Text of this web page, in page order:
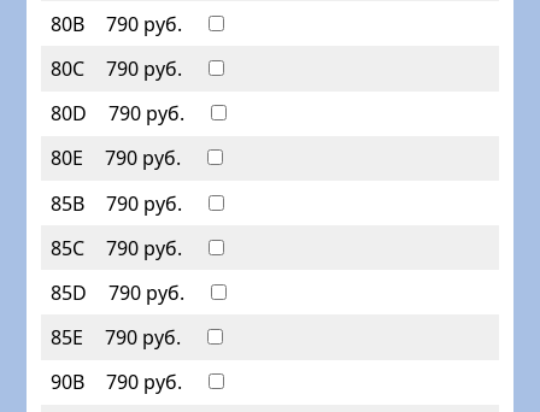
80B
790 руб.
80C
790 руб.
80D
790 руб.
80E
790 руб.
85B
790 руб.
85C
790 руб.
85D
790 руб.
85E
790 руб.
90B
790 руб.